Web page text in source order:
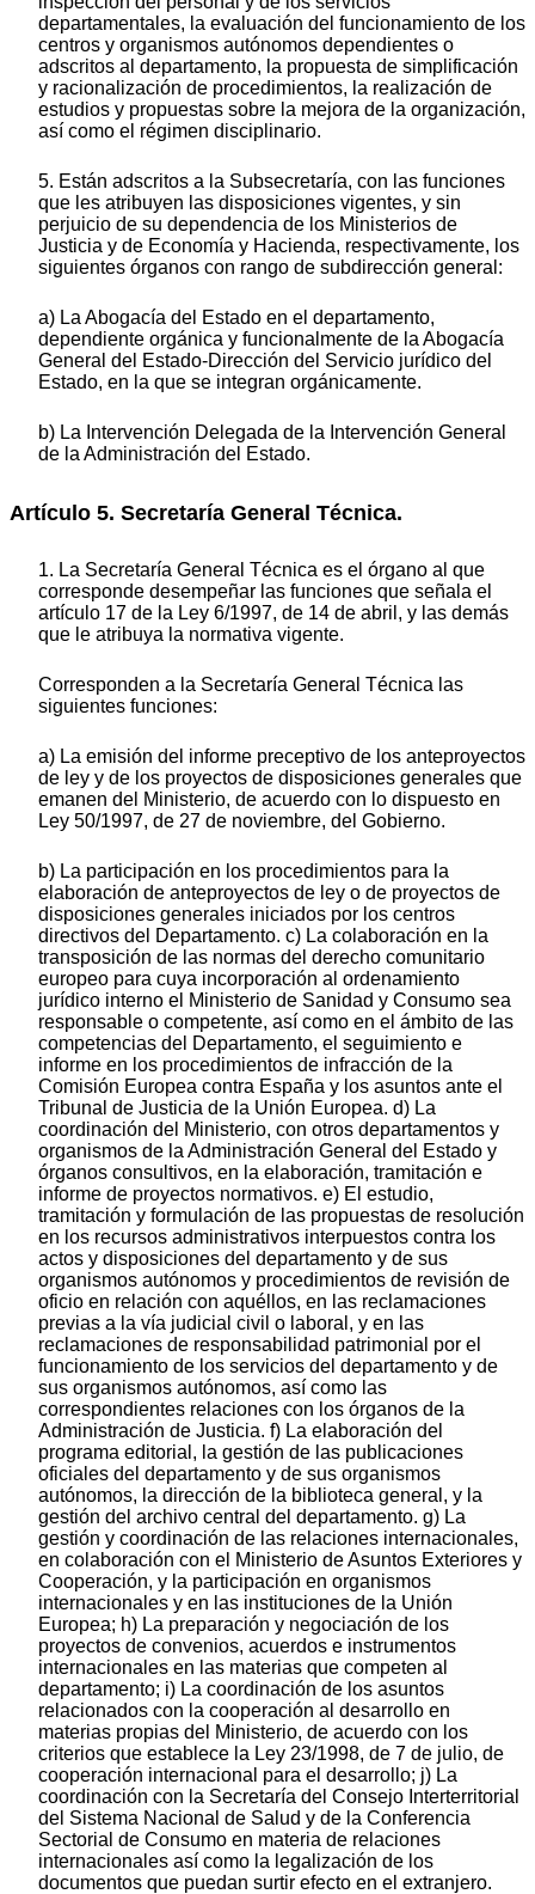
departamentales, la evaluación del funcionamiento de los
centros y organismos autónomos dependientes o
adscritos al departamento, la propuesta de simplificación
y racionalización de procedimientos, la realización de
estudios y propuestas sobre la mejora de la organización,
así como el régimen disciplinario.
5. Están adscritos a la Subsecretaría, con las funciones
que les atribuyen las disposiciones vigentes, y sin
perjuicio de su dependencia de los Ministerios de
Justicia y de Economía y Hacienda, respectivamente, los
siguientes órganos con rango de subdirección general:
a) La Abogacía del Estado en el departamento,
dependiente orgánica y funcionalmente de la Abogacía
General del Estado-Dirección del Servicio jurídico del
Estado, en la que se integran orgánicamente.
b) La Intervención Delegada de la Intervención General
de la Administración del Estado.
Artículo 5. Secretaría General Técnica.
1. La Secretaría General Técnica es el órgano al que
corresponde desempeñar las funciones que señala el
artículo 17 de la Ley 6/1997, de 14 de abril, y las demás
que le atribuya la normativa vigente.
Corresponden a la Secretaría General Técnica las
siguientes funciones:
a) La emisión del informe preceptivo de los anteproyectos
de ley y de los proyectos de disposiciones generales que
emanen del Ministerio, de acuerdo con lo dispuesto en
Ley 50/1997, de 27 de noviembre, del Gobierno.
b) La participación en los procedimientos para la
elaboración de anteproyectos de ley o de proyectos de
disposiciones generales iniciados por los centros
directivos del Departamento. c) La colaboración en la
transposición de las normas del derecho comunitario
europeo para cuya incorporación al ordenamiento
jurídico interno el Ministerio de Sanidad y Consumo sea
responsable o competente, así como en el ámbito de las
competencias del Departamento, el seguimiento e
informe en los procedimientos de infracción de la
Comisión Europea contra España y los asuntos ante el
Tribunal de Justicia de la Unión Europea. d) La
coordinación del Ministerio, con otros departamentos y
organismos de la Administración General del Estado y
órganos consultivos, en la elaboración, tramitación e
informe de proyectos normativos. e) El estudio,
tramitación y formulación de las propuestas de resolución
en los recursos administrativos interpuestos contra los
actos y disposiciones del departamento y de sus
organismos autónomos y procedimientos de revisión de
oficio en relación con aquéllos, en las reclamaciones
previas a la vía judicial civil o laboral, y en las
reclamaciones de responsabilidad patrimonial por el
funcionamiento de los servicios del departamento y de
sus organismos autónomos, así como las
correspondientes relaciones con los órganos de la
Administración de Justicia. f) La elaboración del
programa editorial, la gestión de las publicaciones
oficiales del departamento y de sus organismos
autónomos, la dirección de la biblioteca general, y la
gestión del archivo central del departamento. g) La
gestión y coordinación de las relaciones internacionales,
en colaboración con el Ministerio de Asuntos Exteriores y
Cooperación, y la participación en organismos
internacionales y en las instituciones de la Unión
Europea; h) La preparación y negociación de los
proyectos de convenios, acuerdos e instrumentos
internacionales en las materias que competen al
departamento; i) La coordinación de los asuntos
relacionados con la cooperación al desarrollo en
materias propias del Ministerio, de acuerdo con los
criterios que establece la Ley 23/1998, de 7 de julio, de
cooperación internacional para el desarrollo; j) La
coordinación con la Secretaría del Consejo Interterritorial
del Sistema Nacional de Salud y de la Conferencia
Sectorial de Consumo en materia de relaciones
internacionales así como la legalización de los
documentos que puedan surtir efecto en el extranjero.